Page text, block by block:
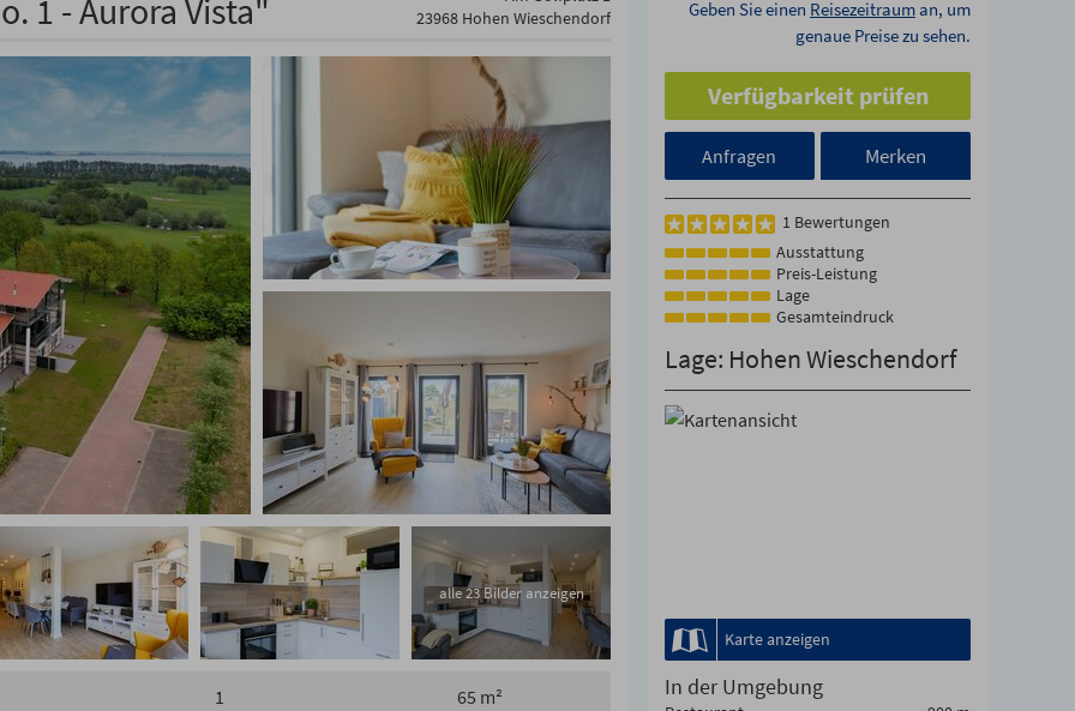
1 - Aurora Vista"
23968 Hohen Wieschendorf
alle 23 Bilder anzeigen
1 65 m²
Geben Sie einen Reisezeitrauman, um
genaue Preise zu sehen.
Verfügbarkeit prüfen
Anfragen Merken
1 Bewertungen
Ausstattung
Preis-Leistung
Lage
Gesamteindruck
Lage: Hohen Wieschendorf
Karte anzeigen
In der Umgebung